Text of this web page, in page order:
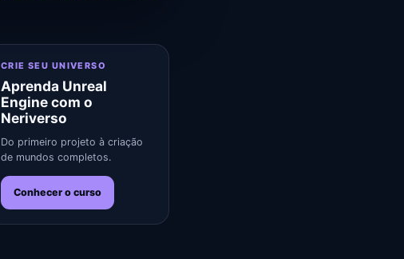
CRIE SEU UNIVERSO
Aprenda Unreal
Engine com o
Neriverso
Do primeiro projeto à criação
de mundos completos.
Conhecer o curso